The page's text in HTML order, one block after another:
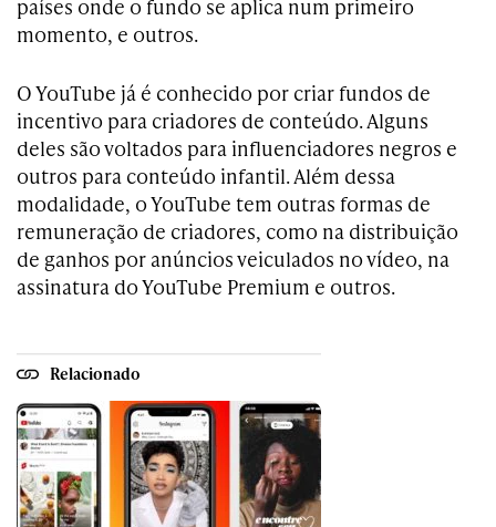
países onde o fundo se aplica num primeiro
momento, e outros.
O YouTube já é conhecido por criar fundos de
incentivo para criadores de conteúdo. Alguns
deles são voltados para influenciadores negros e
outros para conteúdo infantil. Além dessa
modalidade, o YouTube tem outras formas de
remuneração de criadores, como na distribuição
de ganhos por anúncios veiculados no vídeo, na
assinatura do YouTube Premium e outros.
Relacionado